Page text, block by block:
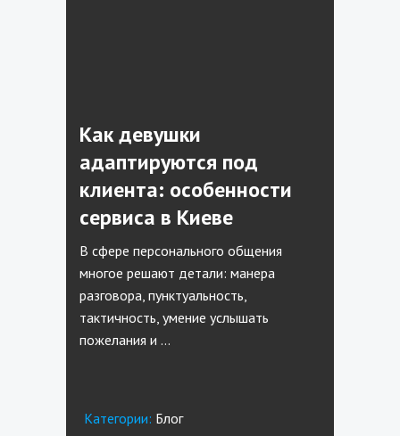
Как девушки
адаптируются под
клиента: особенности
сервиса в Киеве
В сфере персонального общения
многое решают детали: манера
разговора, пунктуальность,
тактичность, умение услышать
пожелания и …
Категории: Блог